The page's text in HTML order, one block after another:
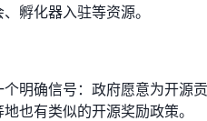
孵化器入驻等资源。
明确信号：政府愿意为开源
也有类似的开源奖励政策。